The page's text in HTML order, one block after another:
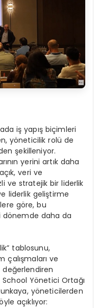
iş yapış biçimleri
yöneticilik rolü de
şekilleniyor.
yerini artık daha
veri ve
ve stratejik bir liderlik
liderlik geliştirme
göre, bu
dönemde daha da
tablosunu,
çalışmaları ve
değerlendiren
School Yönetici Ortağı
yöneticilerden
açıklıyor: